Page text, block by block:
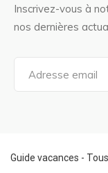
Inscrivez-vous à
nos dernières
a
f
o
Guide vacances -